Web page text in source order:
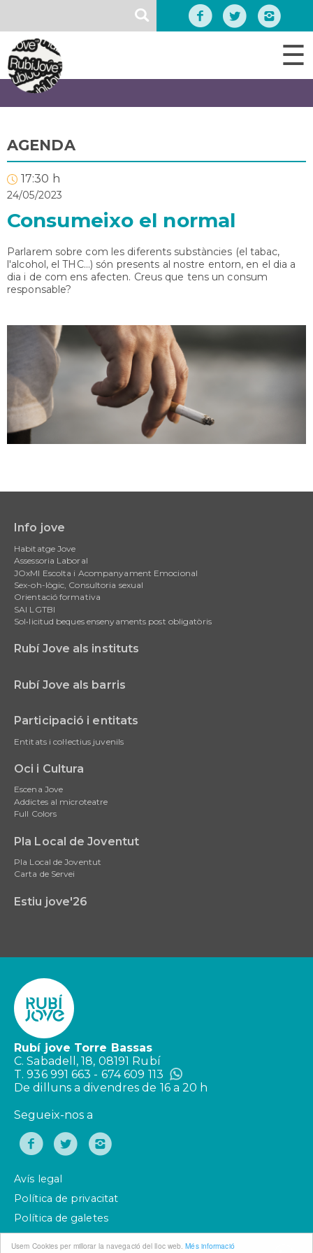
Usem Cookies per millorar la navegació del lloc web.Més informació
contingut
☰
AGENDA
17:30 h
24/05/2023
Consumeixo el normal
Parlarem sobre com les diferents substàncies (el tabac,
l'alcohol, el THC...) són presents al nostre entorn, en el dia a
dia i de com ens afecten. Creus que tens un consum
responsable?
navigation
Info jove
Habitatge Jove
Assessoria Laboral
JOxMI Escolta i Acompanyament Emocional
Sex-oh-lògic, Consultoria sexual
Orientació formativa
SAI LGTBI
Sol•licitud beques ensenyaments post obligatòris
Rubí Jove als instituts
Rubí Jove als barris
Participació i entitats
Entitats i col·lectius juvenils
Oci i Cultura
Escena Jove
Addictes al microteatre
Full Colors
Pla Local de Joventut
Pla Local de Joventut
Carta de Servei
Estiu jove'26
Rubí jove Torre Bassas
C. Sabadell, 18, 08191 Rubí
T. 936 991 663 - 674 609 113
De dilluns a divendres de 16 a 20 h
Segueix-nos a
Avís legal
Política de privacitat
Política de galetes